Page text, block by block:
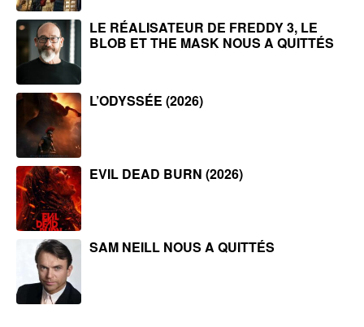
LE RÉALISATEUR DE FREDDY 3, LE
BLOB ET THE MASK NOUS A QUITTÉS
L’ODYSSÉE (2026)
EVIL DEAD BURN (2026)
SAM NEILL NOUS A QUITTÉS